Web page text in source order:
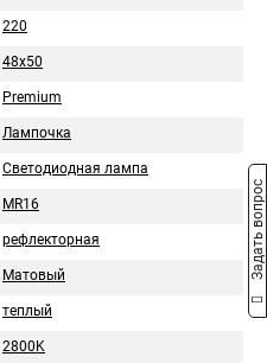
220
48x50
Premium
Лампочка
Светодиодная лампа
MR16
рефлекторная
Матовый
теплый
2800K
Задать вопрос